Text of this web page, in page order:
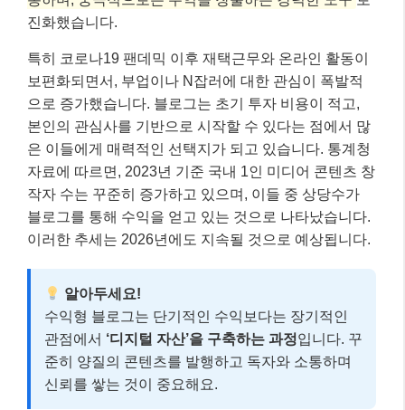
진화했습니다.
특히 코로나19 팬데믹 이후 재택근무와 온라인 활동이
보편화되면서, 부업이나 N잡러에 대한 관심이 폭발적
으로 증가했습니다. 블로그는 초기 투자 비용이 적고,
본인의 관심사를 기반으로 시작할 수 있다는 점에서 많
은 이들에게 매력적인 선택지가 되고 있습니다. 통계청
자료에 따르면, 2023년 기준 국내 1인 미디어 콘텐츠 창
작자 수는 꾸준히 증가하고 있으며, 이들 중 상당수가
블로그를 통해 수익을 얻고 있는 것으로 나타났습니다.
이러한 추세는 2026년에도 지속될 것으로 예상됩니다.
알아두세요!
수익형 블로그는 단기적인 수익보다는 장기적인
관점에서 ‘디지털 자산’을 구축하는 과정입니다. 꾸
준히 양질의 콘텐츠를 발행하고 독자와 소통하며
신뢰를 쌓는 것이 중요해요.